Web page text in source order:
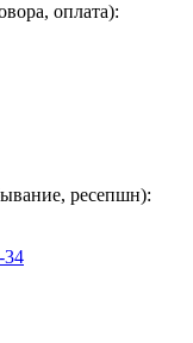
оплата):
ресепшн):
34